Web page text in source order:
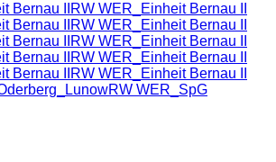
RW WER_Einheit Bernau II
RW WER_Einheit Bernau II
RW WER_Einheit Bernau II
RW WER_Einheit Bernau II
RW WER_Einheit Bernau II
RW WER_SpG